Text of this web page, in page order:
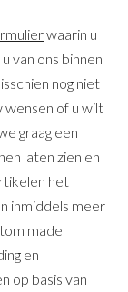
waarin u
van ons binnen
nog niet
wensen of u wilt
graag een
laten zien en
het
inmiddels meer
made
en
op basis van